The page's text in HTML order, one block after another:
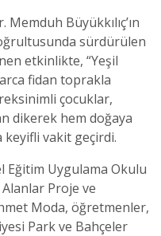
Büyükkılıç’ın
sürdürülen
etkinlikte, “Yeşil
fidan toprakla
çocuklar,
dikerek hem doğaya
keyifli vakit geçirdi.
Eğitim Uygulama Okulu
Proje ve
Moda, öğretmenler,
Park ve Bahçeler